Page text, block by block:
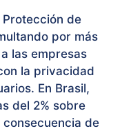
de
por más
las empresas
la privacidad
En Brasil,
del 2% sobre
consecuencia de